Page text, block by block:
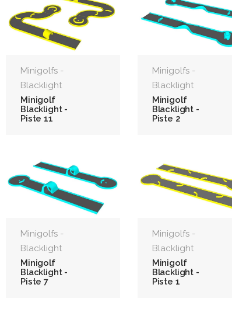
Minigolfs -
Blacklight
Minigolf
Blacklight -
Piste 11
Minigolfs -
Blacklight
Minigolf
Blacklight -
Piste 2
Minigolfs -
Blacklight
Minigolf
Blacklight -
Piste 7
Minigolfs -
Blacklight
Minigolf
Blacklight -
Piste 1